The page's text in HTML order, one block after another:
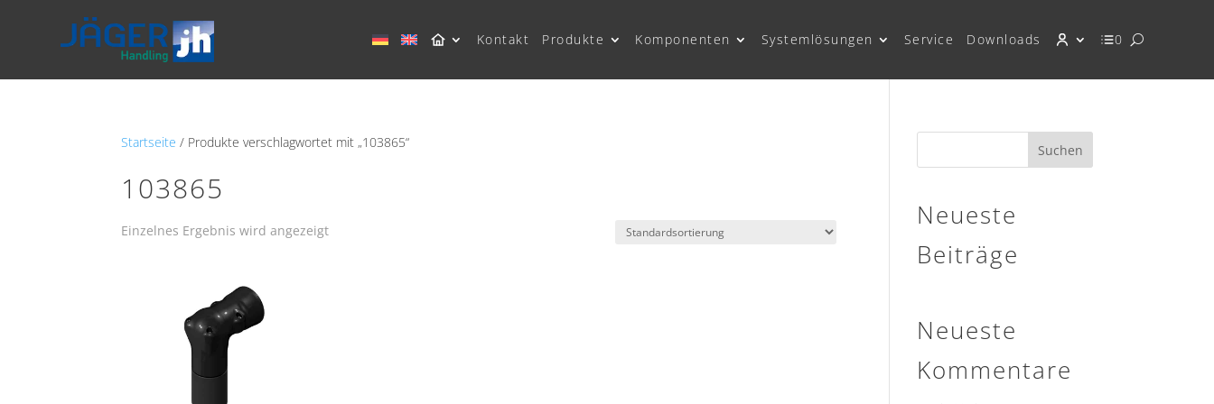
Kontakt Produkte Komponenten Systemlösungen Service Downloads 0
Startseite / Produkte verschlagwortet mit „103865“
103865
Einzelnes Ergebnis wird angezeigt
Suchen
Neueste
Beiträge
Neueste
Kommentare